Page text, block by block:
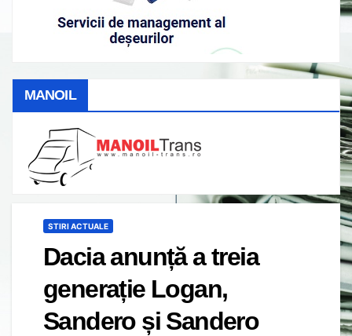
MANOIL
STIRI ACTUALE
Dacia anunță a treia
generație Logan,
Sandero și Sandero